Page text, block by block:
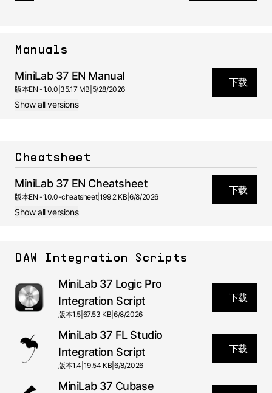
Manuals
MiniLab 37 EN Manual
版本EN -1.0.0 35.17 MB 5/28/2026
下载
Show all versions
Cheatsheet
MiniLab 37 EN Cheatsheet
版本EN -1.0.0-cheatsheet| 199.2 KB |6/8/2026
下载
Show all versions
DAW Integration Scripts
MiniLab 37 Logic Pro
Integration Script
版本1.5 67.53 KB |6/8/2026
下载
MiniLab 37 FL Studio
Integration Script
版本1.4 19.54 KB |6/8/2026
下载
MiniLab 37 Cubase